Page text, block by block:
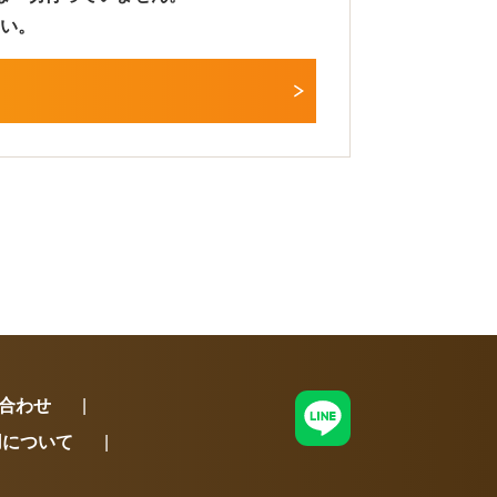
。
わせ
ついて